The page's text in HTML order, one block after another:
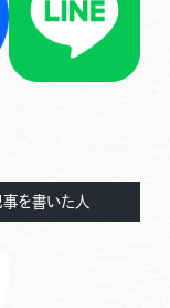
事を書いた人